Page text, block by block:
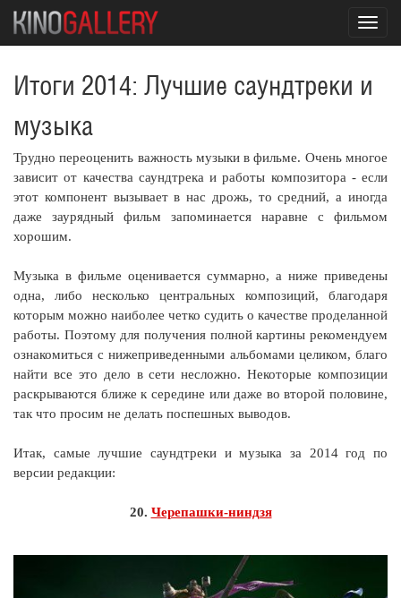
Итоги 2014: Лучшие саундтреки и
музыка
Трудно переоценить важность музыки в фильме. Очень многое
зависит от качества саундтрека и работы композитора - если
этот компонент вызывает в нас дрожь, то средний, а иногда
даже заурядный фильм запоминается наравне с фильмом
хорошим.
Музыка в фильме оценивается суммарно, а ниже приведены
одна, либо несколько центральных композиций, благодаря
которым можно наиболее четко судить о качестве проделанной
работы. Поэтому для получения полной картины рекомендуем
ознакомиться с нижеприведенными альбомами целиком, благо
найти все это дело в сети несложно. Некоторые композиции
раскрываются ближе к середине или даже во второй половине,
так что просим не делать поспешных выводов.
Итак, самые лучшие саундтреки и музыка за 2014 год по
версии редакции:
20. Черепашки-ниндзя